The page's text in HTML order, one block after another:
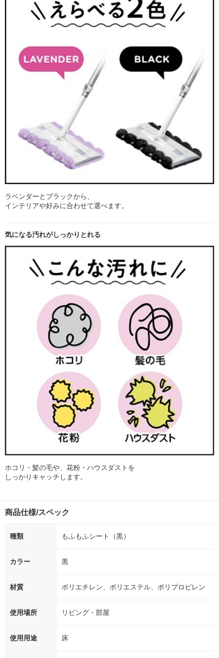
ラベンダーとブラックから、
インテリアや好みに合わせて選べます。
気になる汚れがしっかりとれる
ホコリ・髪の毛や、花粉・ハウスダストを
しっかりキャッチします。
商品仕様/スペック
種類 もふもふシート（黒）
カラー 黒
材質 ポリエチレン、ポリエステル、ポリプロピレン
使用場所 リビング・部屋
使用用途 床